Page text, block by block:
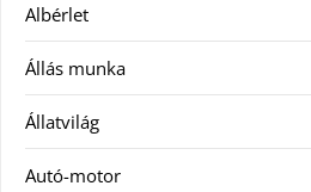
Albérlet
Állás munka
Állatvilág
Autó-motor